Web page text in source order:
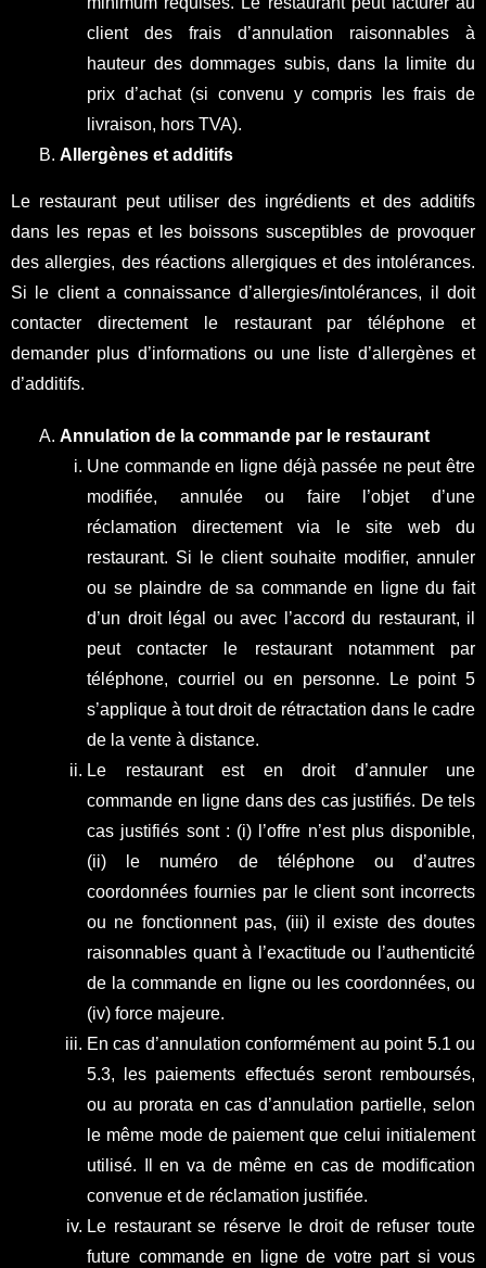
client des frais d’annulation raisonnables à
hauteur des dommages subis, dans la limite du
prix d’achat (si convenu y compris les frais de
livraison, hors TVA).
Allergènes et additifs
Le restaurant peut utiliser des ingrédients et des additifs
dans les repas et les boissons susceptibles de provoquer
des allergies, des réactions allergiques et des intolérances.
Si le client a connaissance d’allergies/intolérances, il doit
contacter directement le restaurant par téléphone et
demander plus d’informations ou une liste d’allergènes et
d’additifs.
Annulation de la commande par le restaurant
Une commande en ligne déjà passée ne peut être
modifiée, annulée ou faire l’objet d’une
réclamation directement via le site web du
restaurant. Si le client souhaite modifier, annuler
ou se plaindre de sa commande en ligne du fait
d’un droit légal ou avec l’accord du restaurant, il
peut contacter le restaurant notamment par
téléphone, courriel ou en personne. Le point 5
s’applique à tout droit de rétractation dans le cadre
de la vente à distance.
Le restaurant est en droit d’annuler une
commande en ligne dans des cas justifiés. De tels
cas justifiés sont : (i) l’offre n’est plus disponible,
(ii) le numéro de téléphone ou d’autres
coordonnées fournies par le client sont incorrects
ou ne fonctionnent pas, (iii) il existe des doutes
raisonnables quant à l’exactitude ou l’authenticité
de la commande en ligne ou les coordonnées, ou
(iv) force majeure.
En cas d’annulation conformément au point 5.1 ou
5.3, les paiements effectués seront remboursés,
ou au prorata en cas d’annulation partielle, selon
le même mode de paiement que celui initialement
utilisé. Il en va de même en cas de modification
convenue et de réclamation justifiée.
Le restaurant se réserve le droit de refuser toute
future commande en ligne de votre part si vous